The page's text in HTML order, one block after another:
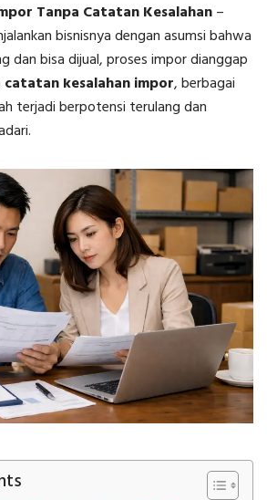
Tanpa Catatan Kesalahan–
bisnisnya dengan asumsi bahwa
dan bisa dijual, proses impor dianggap
catatan kesalahan impor, berbagai
terjadi berpotensi terulang dan